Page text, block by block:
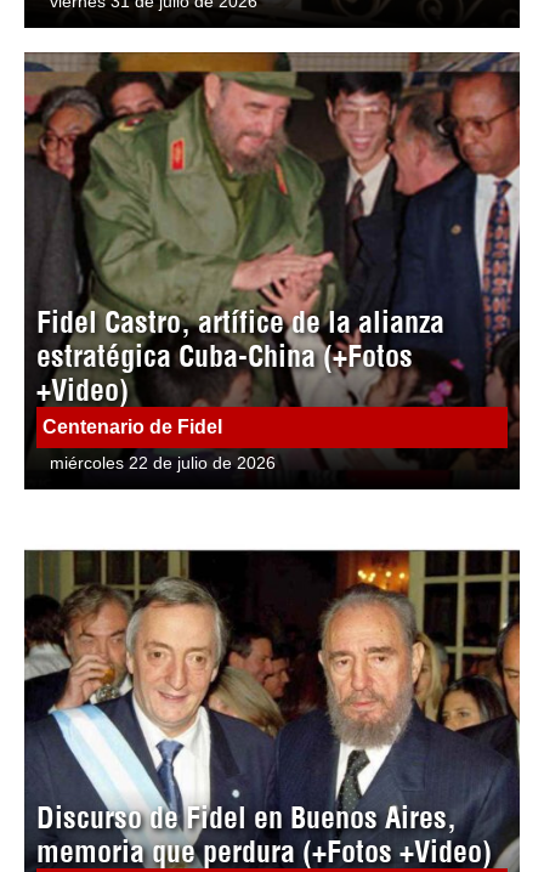
Fidel Castro, artífice de la alianza
estratégica Cuba-China (+Fotos
+Video)
Centenario de Fidel
miércoles 22 de julio de 2026
Discurso de Fidel en Buenos Aires,
memoria que perdura (+Fotos +Video)